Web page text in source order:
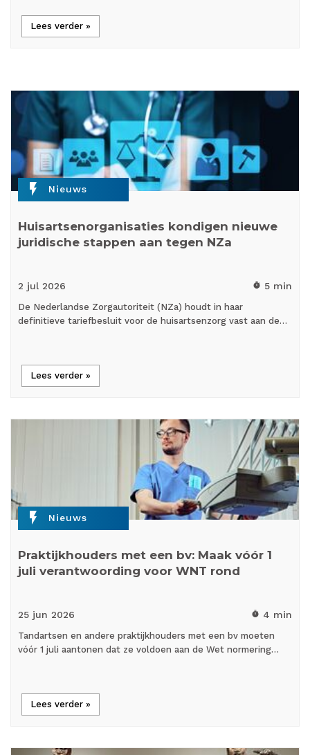
Lees verder »
flash_on Nieuws
Huisartsenorganisaties kondigen nieuwe
juridische stappen aan tegen NZa
2 jul 2026 timer 5 min
De Nederlandse Zorgautoriteit (NZa) houdt in haar
definitieve tariefbesluit voor de huisartsenzorg vast aan de…
Lees verder »
flash_on Nieuws
Praktijkhouders met een bv: Maak vóór 1
juli verantwoording voor WNT rond
25 jun 2026 timer 4 min
Tandartsen en andere praktijkhouders met een bv moeten
vóór 1 juli aantonen dat ze voldoen aan de Wet normering…
Lees verder »